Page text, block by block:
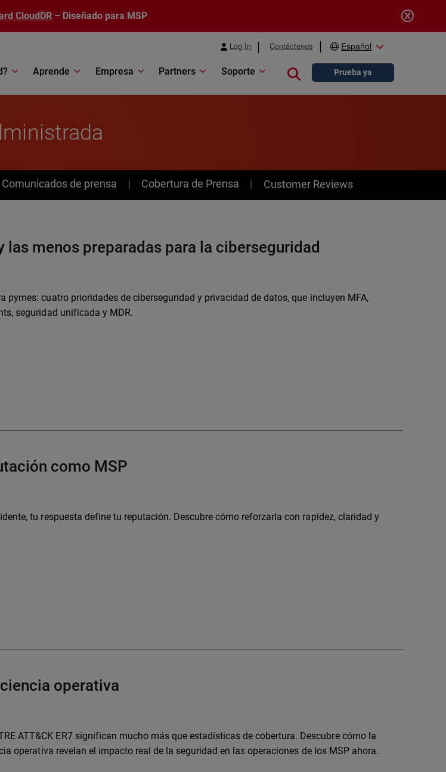
CloudDR – Diseñado para MSP
Log In Contáctenos Español
Aprende Empresa Partners Soporte Close searchPrueba ya
Comunicados de prensa Cobertura de Prensa Customer Reviews
menos preparadas para la ciberseguridad
pymes: cuatro prioridades de ciberseguridad y privacidad de datos, que incluyen MFA,
seguridad unificada y MDR.
como MSP
tu respuesta define tu reputación. Descubre cómo reforzarla con rapidez, claridad y
operativa
ATT&CK ER7 significan mucho más que estadísticas de cobertura. Descubre cómo la
operativa revelan el impacto real de la seguridad en las operaciones de los MSP ahora.